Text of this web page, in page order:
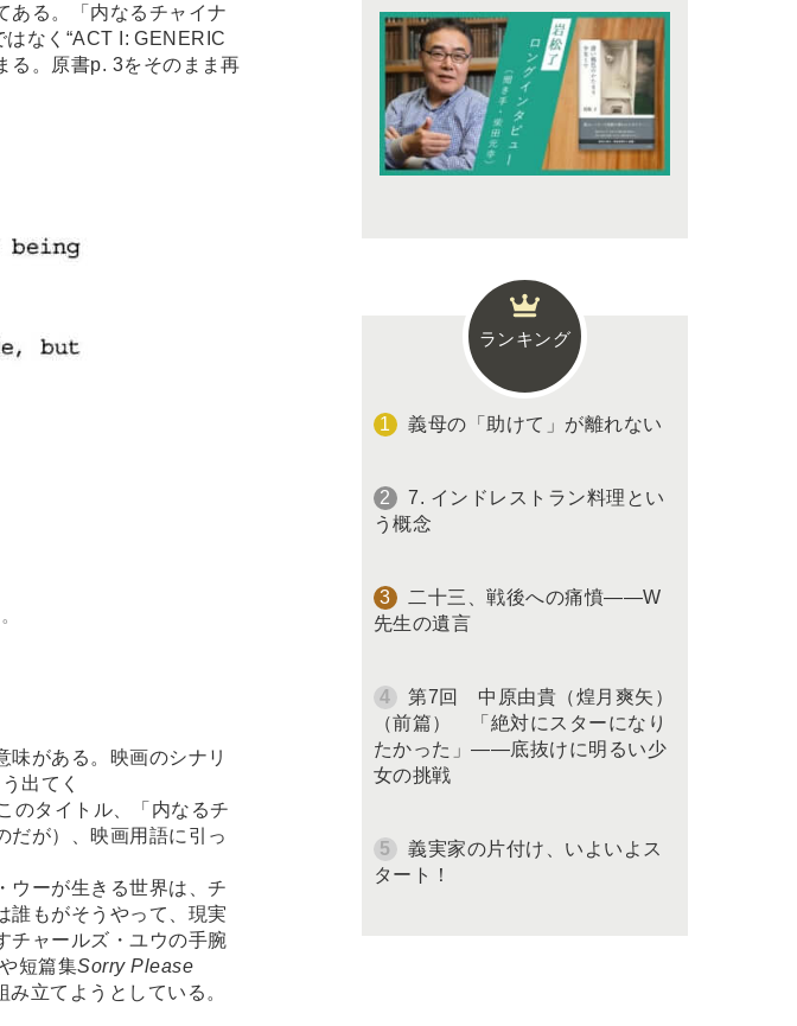
ある。「内なるチャイナ
なく“ACT I: GENERIC
。原書p. 3をそのまま再
がある。映画のシナリ
出てく
のタイトル、「内なるチ
だが）、映画用語に引っ
ウーが生きる世界は、チ
誰もがそうやって、現実
チャールズ・ユウの手腕
や短篇集Sorry Please
立てようとしている。
ランキング
義母の「助けて」が離れない
7. インドレストラン料理とい
う概念
二十三、戦後への痛憤――W
先生の遺言
第7回 中原由貴（煌月爽矢）
（前篇） 「絶対にスターになり
たかった」――底抜けに明るい少
女の挑戦
義実家の片付け、いよいよス
タート！